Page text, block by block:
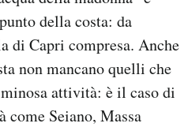
della costa: da
di Capri compresa. Anche
non mancano quelli che
attività: è il caso di
Seiano, Massa